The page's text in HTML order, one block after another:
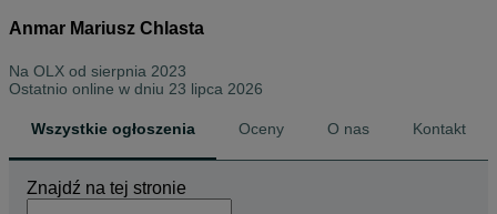
Anmar Mariusz Chlasta
Na OLX od sierpnia 2023
Ostatnio online w dniu 23 lipca 2026
Wszystkie ogłoszenia Oceny O nas Kontakt
Znajdź na tej stronie